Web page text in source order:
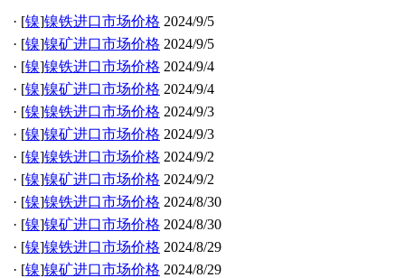
· [镍]镍铁进口市场价格 2024/9/5
· [镍]镍矿进口市场价格 2024/9/5
· [镍]镍铁进口市场价格 2024/9/4
· [镍]镍矿进口市场价格 2024/9/4
· [镍]镍铁进口市场价格 2024/9/3
· [镍]镍矿进口市场价格 2024/9/3
· [镍]镍铁进口市场价格 2024/9/2
· [镍]镍矿进口市场价格 2024/9/2
· [镍]镍铁进口市场价格 2024/8/30
· [镍]镍矿进口市场价格 2024/8/30
· [镍]镍铁进口市场价格 2024/8/29
· [镍]镍矿进口市场价格 2024/8/29